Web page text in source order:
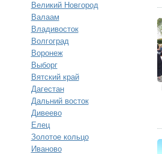
Великий Новгород
Валаам
Владивосток
Волгоград
Воронеж
Выборг
Вятский край
Дагестан
Дальний восток
Дивеево
Елец
Золотое кольцо
Иваново